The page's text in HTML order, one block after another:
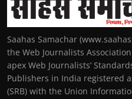
Saahas Samachar
the Web Journalists
apex Web Journalists’
Publishers in India registered
(SRB) with the Union